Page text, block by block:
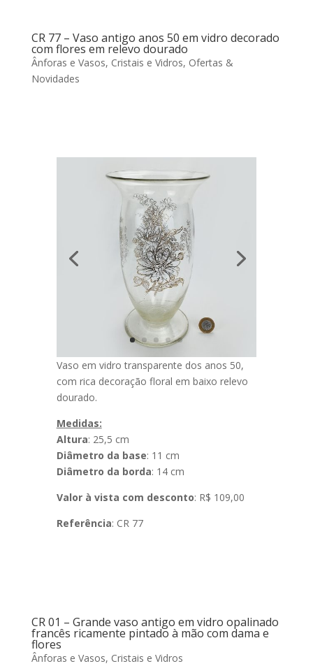
CR 77 – Vaso antigo anos 50 em vidro decorado
com flores em relevo dourado
Ânforas e Vasos, Cristais e Vidros, Ofertas &
Novidades
Vaso em vidro transparente dos anos 50,
com rica decoração floral em baixo relevo
dourado.
Medidas:
Altura: 25,5 cm
Diâmetro da base: 11 cm
Diâmetro da borda: 14 cm
Valor à vista com desconto: R$ 109,00
Referência: CR 77
CR 01 – Grande vaso antigo em vidro opalinado
francês ricamente pintado à mão com dama e
flores
Ânforas e Vasos, Cristais e Vidros